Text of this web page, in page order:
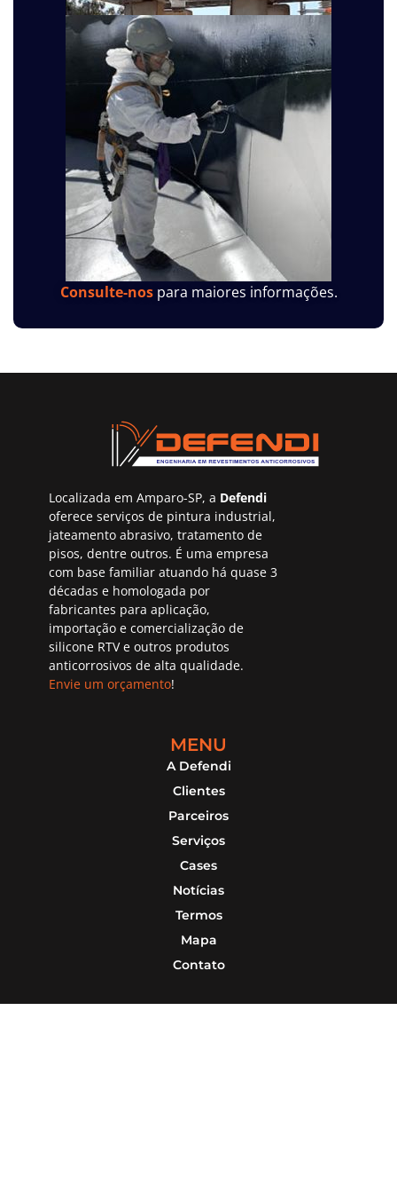
Consulte-nospara maiores informações.
Localizada em Amparo-SP, a Defendi
oferece serviços de pintura industrial,
jateamento abrasivo, tratamento de
pisos, dentre outros. É uma empresa
com base familiar atuando há quase 3
décadas e homologada por
fabricantes para aplicação,
importação e comercialização de
silicone RTV e outros produtos
anticorrosivos de alta qualidade.
Envie um orçamento!
MENU
A Defendi
Clientes
Parceiros
Serviços
Cases
Notícias
Termos
Mapa
Contato